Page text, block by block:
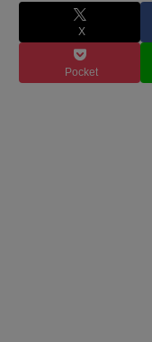
X
Pocket